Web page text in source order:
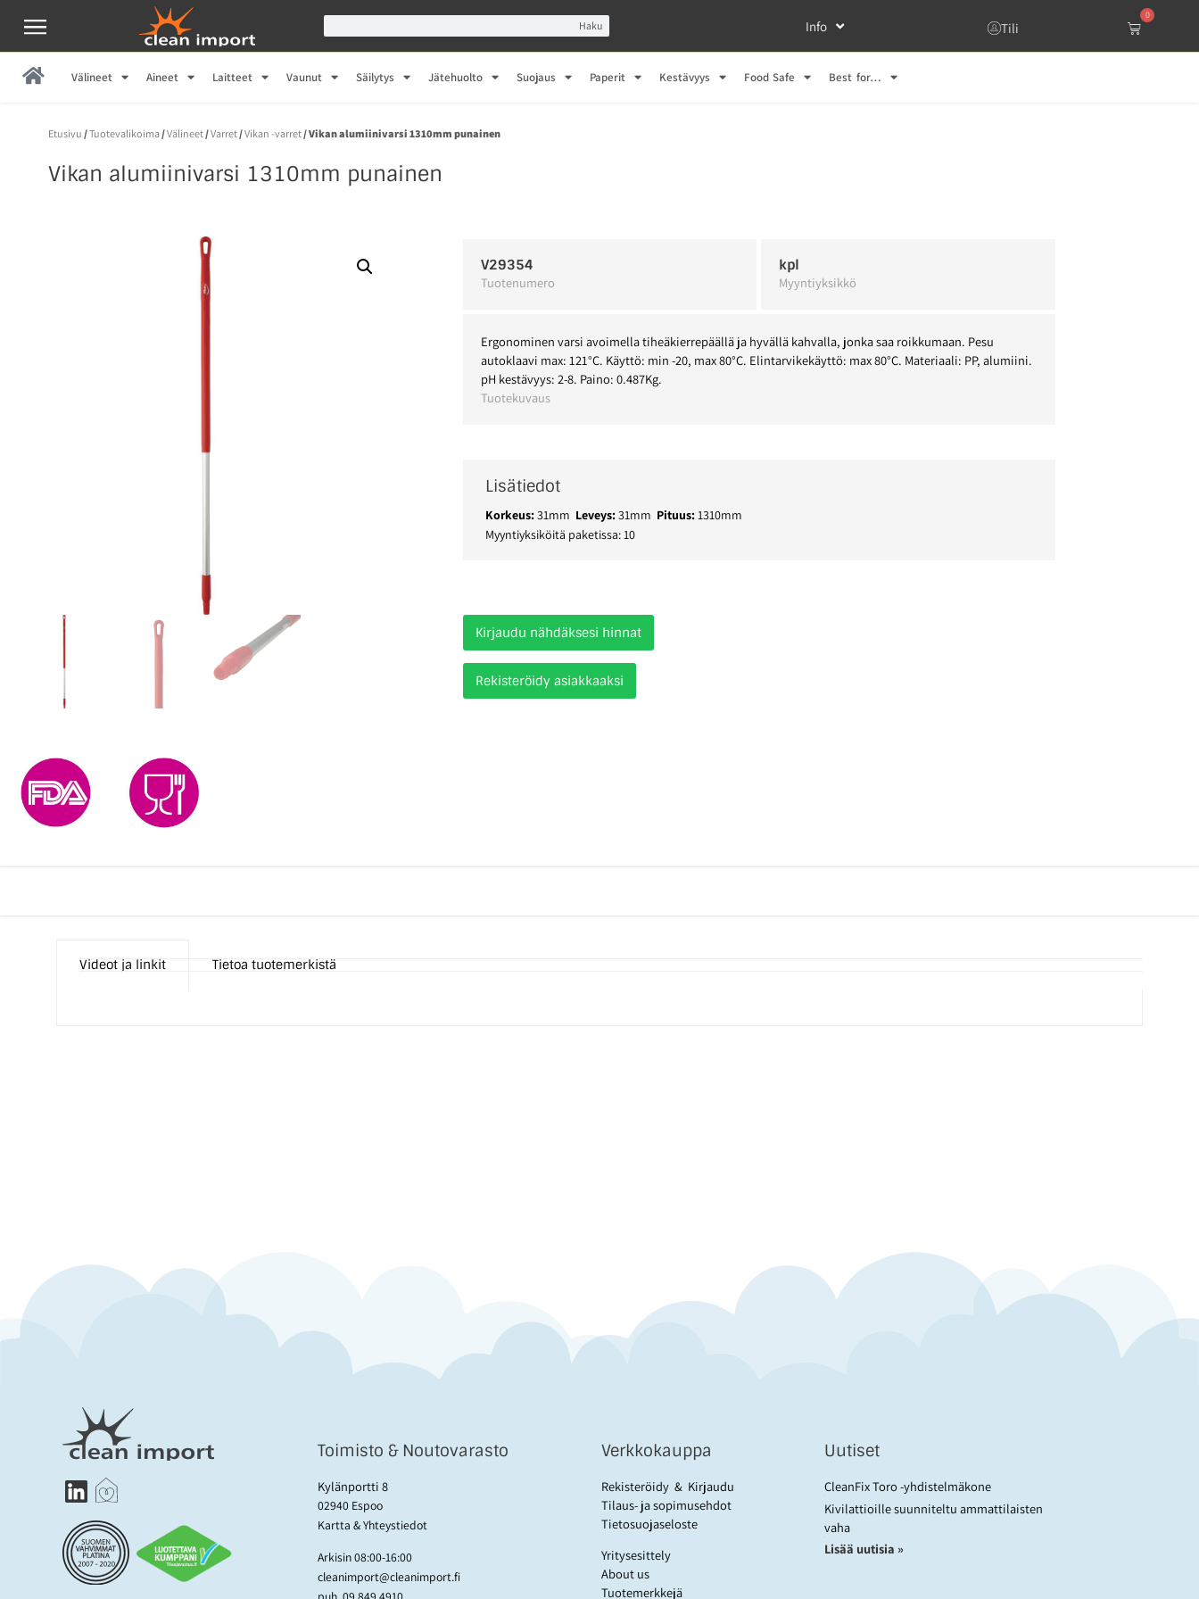
Haku Info Tili
0
Välineet Aineet Laitteet Vaunut Säilytys Jätehuolto Suojaus Paperit Kestävyys Food Safe Best for…
Etusivu /Tuotevalikoima/Välineet/Varret/Vikan -varret/ Vikan alumiinivarsi 1310mm punainen
Vikan alumiinivarsi 1310mm punainen
V29354
Tuotenumero
kpl
Myyntiyksikkö
Ergonominen varsi avoimella tiheäkierrepäällä ja hyvällä kahvalla, jonka saa roikkumaan. Pesu
autoklaavi max: 121°C. Käyttö: min -20, max 80°C. Elintarvikekäyttö: max 80°C. Materiaali: PP, alumiini.
pH kestävyys: 2-8. Paino: 0.487Kg.
Tuotekuvaus
Lisätiedot
Korkeus:31mm Leveys:31mm Pituus:1310mm
Myyntiyksiköitä paketissa: 10
Kirjaudu nähdäksesi hinnat
Rekisteröidy asiakkaaksi
Videot ja linkit Tietoa tuotemerkistä
Toimisto & Noutovarasto
Kylänportti 8
02940 Espoo
Kartta & Yhteystiedot
Arkisin 08:00-16:00
cleanimport@cleanimport.fi
Verkkokauppa
Rekisteröidy& Kirjaudu
Tilaus- ja sopimusehdot
Tietosuojaseloste
Yritysesittely
About us
Tuotemerkkejä
Uutiset
CleanFix Toro -yhdistelmäkone
Kivilattioille suunniteltu ammattilaisten
vaha
Lisää uutisia »